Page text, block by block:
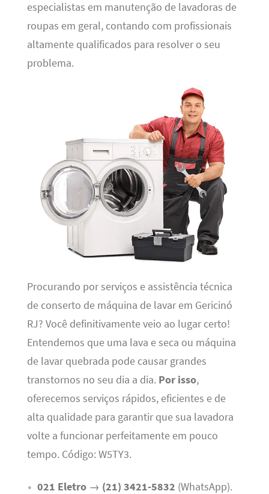
especialistas em manutenção de lavadoras de
roupas em geral, contando com profissionais
altamente qualificados para resolver o seu
problema.
Procurando por serviços e assistência técnica
de conserto de máquina de lavar em Gericinó
RJ? Você definitivamente veio ao lugar certo!
Entendemos que uma lava e seca ou máquina
de lavar quebrada pode causar grandes
transtornos no seu dia a dia. Por isso,
oferecemos serviços rápidos, eficientes e de
alta qualidade para garantir que sua lavadora
volte a funcionar perfeitamente em pouco
tempo. Código: W5TY3.
021 Eletro→ (21) 3421-5832 (WhatsApp).